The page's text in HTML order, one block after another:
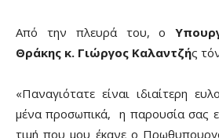
Από την πλευρά του, ο
Θράκης κ. Γιώργος Καλαντζής
«Παναγιότατε είναι ιδιαίτερη
μένα προσωπικά, η παρουσία σας
τιμή που μου έκανε ο